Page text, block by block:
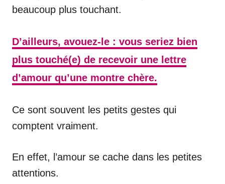
beaucoup plus touchant.
D’ailleurs, avouez-le : vous seriez bien
plus touché(e) de recevoir une lettre
d’amour qu’une montre chère.
Ce sont souvent les petits gestes qui
comptent vraiment.
En effet, l’amour se cache dans les petites
attentions.